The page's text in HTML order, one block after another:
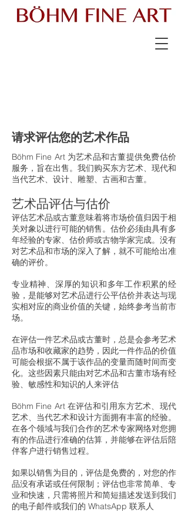
请求评估您的艺术作品
Böhm Fine Art 为艺术品和古董提供免费估价
服务，旨在出售。我们购买东方艺术、现代和
当代艺术、设计、雕塑、古画和古董。
艺术品评估与估价
评估艺术品或古董意味着将市场价值归因于相
关对象以进行可能的销售。估价必须由具有多
年经验的专家、估价师或古物学家完成。没有
对艺术品和市场的深入了解，就不可能给出准
确的评价。
专业精神、深厚的知识和多年工作积累的经
验，是能够对艺术品进行公平估价并表达与现
实相对应的商业价值的关键，始终参考当前市
场。
在评估一件艺术品或古董时，总是会参考艺术
品市场和收藏家的趋势，因此一件作品的价值
可能会根据不属于该作品的变量而随时间而变
化。这些因素只能由对艺术品和古董市场有经
验、敏感性和知识的人来评估
Böhm Fine Art 在评估和引用东方艺术、现代
艺术、当代艺术和设计方面拥有丰富的经验。
在各个领域与我们合作的艺术专家网络对您拥
有的作品进行准确的估算，并能够在评估后陪
伴客户进行销售过程。
如果以销售为目的，评估是免费的，对您的作
品没有承诺或任何限制；评估也非常简单、专
业和快速，只需将照片和简短描述发送到我们
的电子邮件或我们的 WhatsApp 联系人